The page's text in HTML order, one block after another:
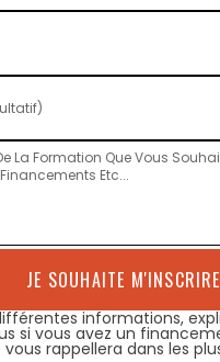
JE SOUHAITE M'INSCRIRE
informations,
si vous avez un
rappellera dans les